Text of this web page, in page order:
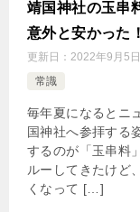
靖国神社の玉串
意外と安かった！
更新日： 2022年9月5日
常識
毎年夏になるとニ
国神社へ参拝する
するのが「玉串料
ルーしてきたけど
くなって […]